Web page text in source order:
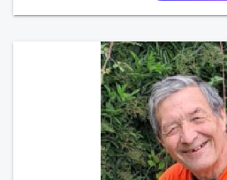
œuvre » disait Arthur
autant être trop locace. Je
avec très peu de défauts. Je
bienveillant, empathique,
respectueux, doux de
laisse « glisser » beaucoup
m’éprenez pas Mesdames, si
j’aime me trahit une fois, il